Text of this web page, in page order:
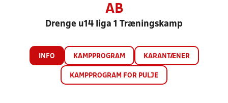
AB
Drenge u14 liga 1 Træningskamp
INFO KAMPPROGRAM KARANTÆNER
KAMPPROGRAM FOR PULJE